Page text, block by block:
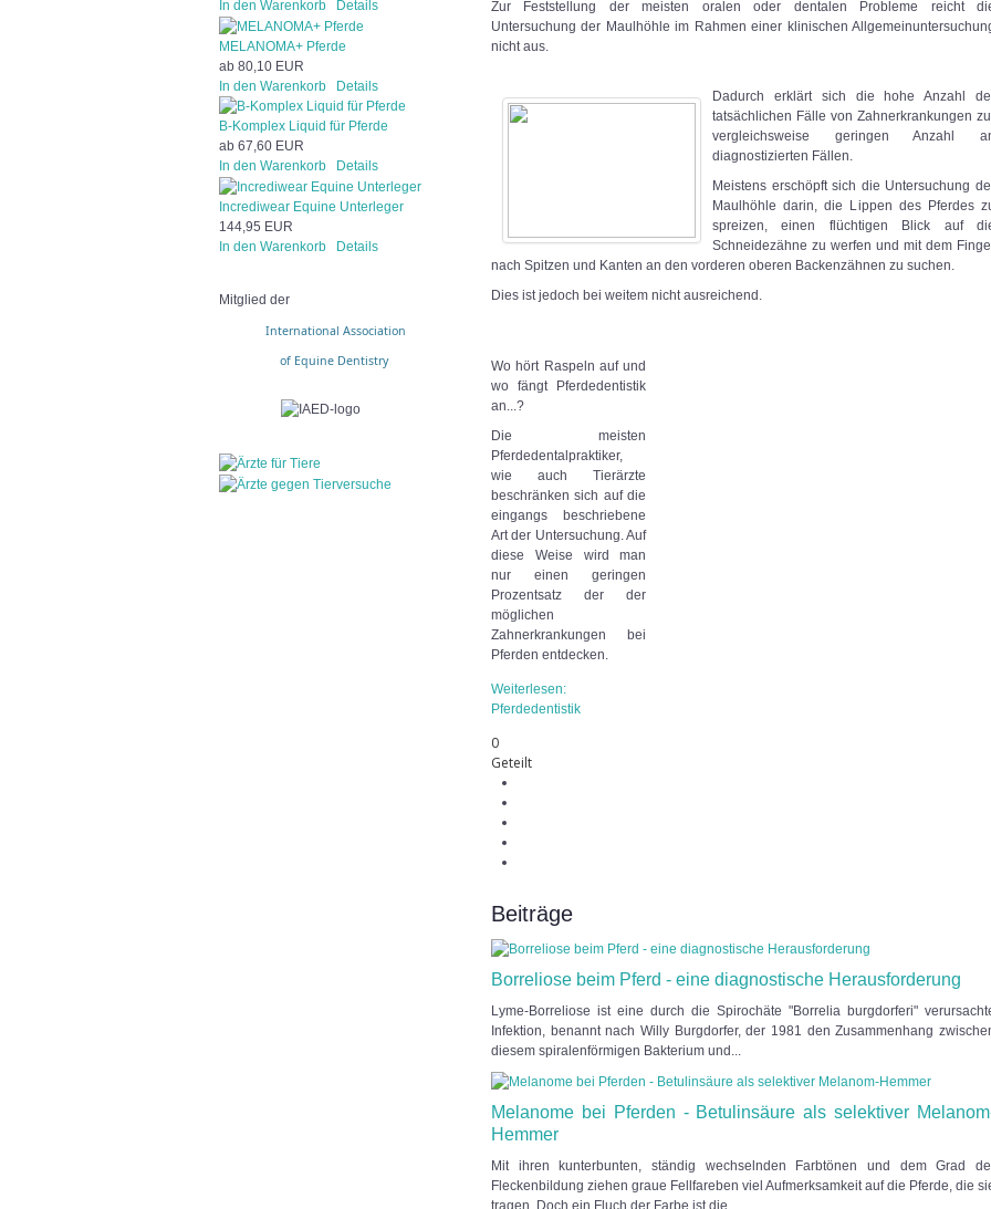
In den Warenkorb
Details
MELANOMA+ Pferde
ab 80,10 EUR
In den Warenkorb
Details
B-Komplex Liquid für Pferde
ab 67,60 EUR
In den Warenkorb
Details
Incrediwear Equine Unterleger
144,95 EUR
In den Warenkorb
Details
Mitglied der
International Association
of Equine Dentistry
Zur Feststellung der meisten oralen oder dentalen Probleme reicht
Untersuchung der Maulhöhle im Rahmen einer klinischen
nicht aus.
Dadurch erklärt sich die hohe Anzahl
tatsächlichen Fälle von Zahnerkrankungen
vergleichsweise geringen Anzahl
diagnostizierten Fällen.
Meistens erschöpft sich die Untersuchung
Maulhöhle darin, die Lippen des Pferdes
spreizen, einen flüchtigen Blick auf
Schneidezähne zu werfen und mit dem
nach Spitzen und Kanten an den vorderen oberen Backenzähnen zu suchen.
Dies ist jedoch bei weitem nicht ausreichend.
Wo hört Raspeln auf und
wo fängt Pferdedentistik
an...?
Die meisten
Pferdedentalpraktiker,
wie auch Tierärzte
beschränken sich auf die
eingangs beschriebene
Art der Untersuchung. Auf
diese Weise wird man
nur einen geringen
Prozentsatz der der
möglichen
Zahnerkrankungen bei
Pferden entdecken.
Weiterlesen:
Pferdedentistik
0
Geteilt
Beiträge
Borreliose beim Pferd - eine diagnostische Herausforderung
Lyme-Borreliose ist eine durch die Spirochäte "Borrelia burgdorferi"
Infektion, benannt nach Willy Burgdorfer, der 1981 den Zusammenhang
diesem spiralenförmigen Bakterium und...
Melanome bei Pferden - Betulinsäure als selektiver
Hemmer
Mit ihren kunterbunten, ständig wechselnden Farbtönen und dem Grad
Fleckenbildung ziehen graue Fellfareben viel Aufmerksamkeit auf die Pferde, die
tragen. Doch ein Fluch der Farbe ist die...